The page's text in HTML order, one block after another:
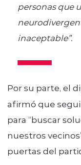
personas que
inaceptable”.
Por su parte, el
afirmó que
para “buscar
nuestros
puertas del